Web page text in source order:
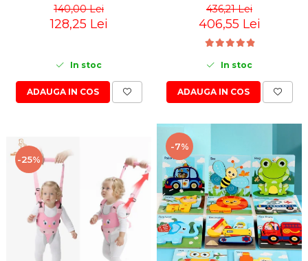
140,00 Lei
128,25 Lei
In stoc
ADAUGA IN COS
436,21 Lei
406,55 Lei
In stoc
ADAUGA IN COS
-25%
-7%